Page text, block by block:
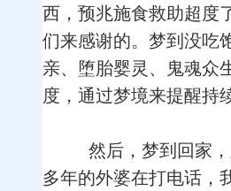
西，预兆施食救助超度
们来感谢的。梦到没吃
亲、堕胎婴灵、鬼魂众
度，通过梦境来提醒持
然后，梦到回家
多年的外婆在打电话，